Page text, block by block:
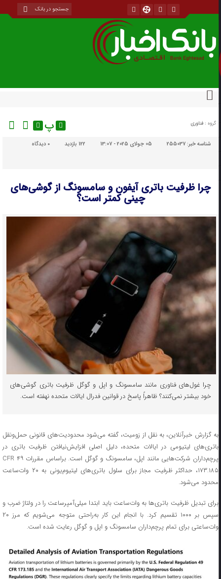
گروه : فناوری پ
شناسه خبر:255037 05 جولای 2025 - 13:07 122 بازدید دیدگاه
چرا ظرفیت باتری آیفون و سامسونگ از گوشی‌های
چینی کمتر است؟
چرا غول‌های فناوری مانند سامسونگ و اپل و گوگل ظرفیت باتری گوشی‌های
خود بیشتر نمی‌کنند؟ ظاهراً پاسخ در قوانین فدرال ایالات متحده نهفته است.
به گزارش خبرآنلاین، به نقل از زومیت، گفته می‌شود محدودیت‌های قانونی حمل‌ونقل
باتری‌های لیتیومی در ایالات متحده، دلیل اصلی افزایش‌نیافتن ظرفیت باتری در
پرچم‌داران شرکت‌هایی مانند اپل، سامسونگ و گوگل است. براساس مقررات ۴۹ CFR
۱۷۳.۱۸۵، حداکثر ظرفیت مجاز برای سلول‌ باتری‌های لیتیوم‌یونی به ۲۰ وات‌ساعت
محدود می‌شود.
برای تبدیل ظرفیت باتری‌ها به وات‌ساعت باید ابتدا میلی‌آمپرساعت را در ولتاژ ضرب و
سپس بر ۱۰۰۰ تقسیم کرد. با انجام این کار به‌راحتی متوجه می‌شویم که مرز ۲۰
وات‌ساعتی برای تمام پرچم‌داران سامسونگ و اپل و گوگل رعایت شده است.